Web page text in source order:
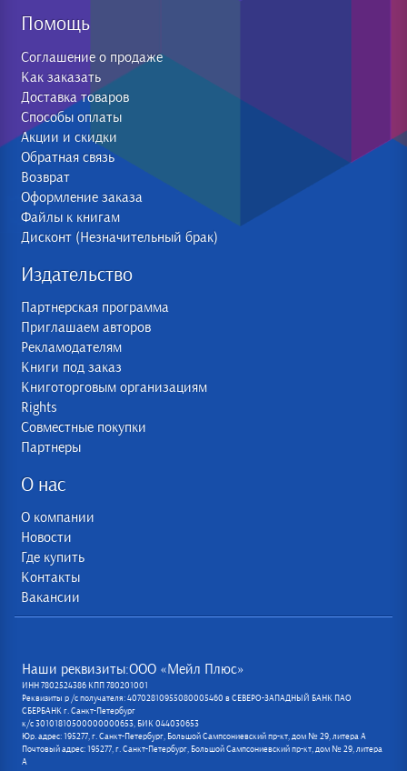
Помощь
Соглашение о продаже
Как заказать
Доставка товаров
Способы оплаты
Акции и скидки
Обратная связь
Возврат
Оформление заказа
Файлы к книгам
Дисконт (Незначительный брак)
Издательство
Партнерская программа
Приглашаем авторов
Рекламодателям
Книги под заказ
Книготорговым организациям
Rights
Совместные покупки
Партнеры
О нас
О компании
Новости
Где купить
Контакты
Вакансии
Наши реквизиты:ООО «Мейл Плюс»
ИНН 7802524386 КПП 780201001
Реквизиты р /с получателя: 40702810955080005460 в СЕВЕРО-ЗАПАДНЫЙ БАНК ПАО
СБЕРБАНК г. Санкт-Петербург
к/с 30101810500000000653, БИК 044030653
Юр. адрес: 195277, г. Санкт-Петербург, Большой Сампсониевский пр-кт, дом № 29, литера А
Почтовый адрес: 195277, г. Санкт-Петербург, Большой Сампсониевский пр-кт, дом № 29, литера
А